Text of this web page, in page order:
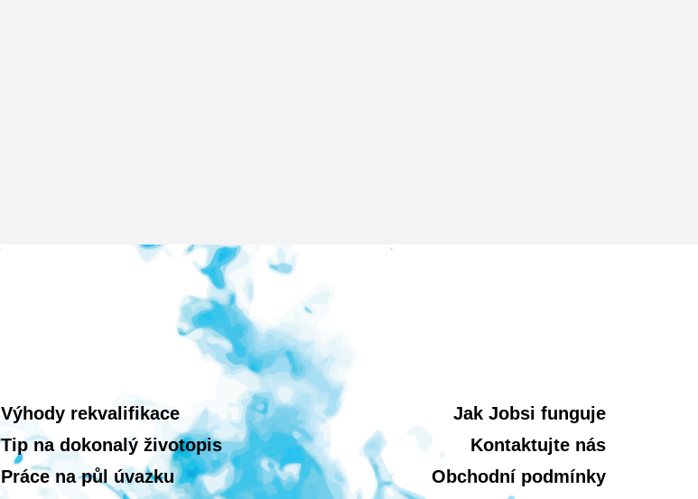
Výhody rekvalifikace
Tip na dokonalý životopis
Práce na půl úvazku
Jak Jobsi funguje
Kontaktujte nás
Obchodní podmínky